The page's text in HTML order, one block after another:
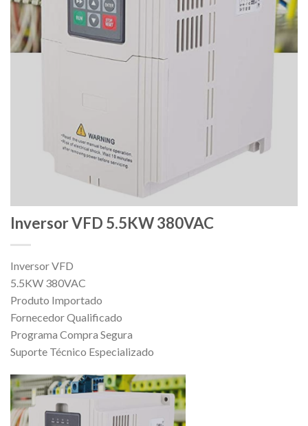
Inversor VFD 5.5KW 380VAC
Inversor VFD
5.5KW 380VAC
Produto Importado
Fornecedor Qualificado
Programa Compra Segura
Suporte Técnico Especializado